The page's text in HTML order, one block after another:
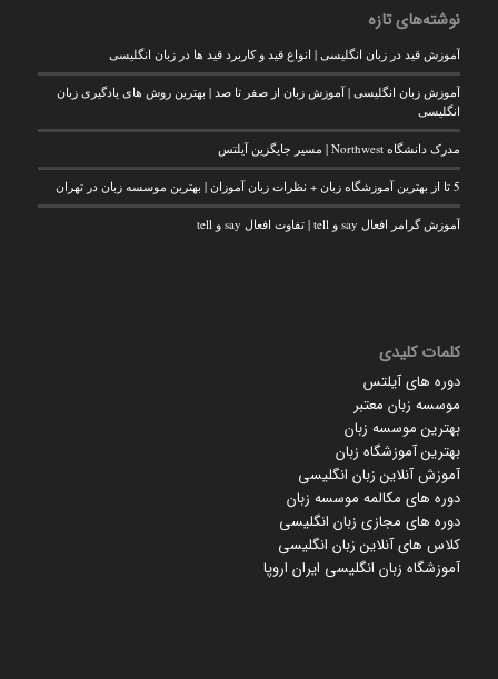
نوشته‌های تازه
آموزش قید در زبان انگلیسی | انواع قید و کاربرد قید ها در زبان انگلیسی
آموزش زبان انگلیسی | آموزش زبان از صفر تا صد | بهترین روش های یادگیری زبان
انگلیسی
مدرک دانشگاه Northwest | مسیر جایگزین آیلتس
5 تا از بهترین آموزشگاه زبان + نظرات زبان آموزان | بهترین موسسه زبان در تهران
آموزش گرامر افعال say و tell | تفاوت افعال say و tell
کلمات کلیدی
دوره های آیلتس
موسسه زبان معتبر
بهترین موسسه زبان
بهترین آموزشگاه زبان
آموزش آنلاین زبان انگلیسی
دوره های مکالمه موسسه زبان
دوره های مجازی زبان انگلیسی
کلاس های آنلاین زبان انگلیسی
آموزشگاه زبان انگلیسی ایران اروپا